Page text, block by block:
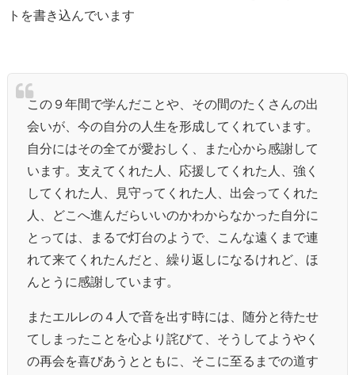
トを書き込んでいます
この９年間で学んだことや、その間のたくさんの出
会いが、今の自分の人生を形成してくれています。
自分にはその全てが愛おしく、また心から感謝して
います。支えてくれた人、応援してくれた人、強く
してくれた人、見守ってくれた人、出会ってくれた
人、どこへ進んだらいいのかわからなかった自分に
とっては、まるで灯台のようで、こんな遠くまで連
れて来てくれたんだと、繰り返しになるけれど、ほ
んとうに感謝しています。
またエルレの４人で音を出す時には、随分と待たせ
てしまったことを心より詫びて、そうしてようやく
の再会を喜びあうとともに、そこに至るまでの道す